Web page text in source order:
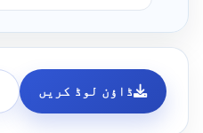
ڈاؤن لوڈ کریں